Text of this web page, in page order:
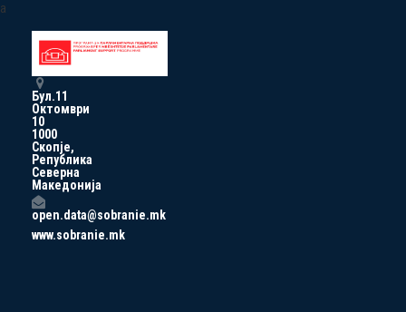
a
Бул.11
Октомври
10
1000
Скопје,
Република
Северна
Македонија
open.data@sobranie.mk
www.sobranie.mk